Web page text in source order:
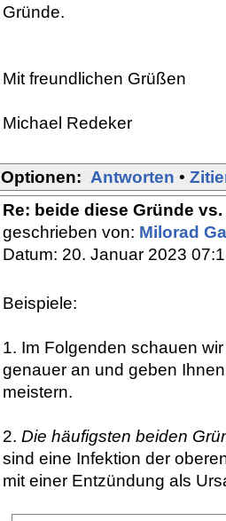
Gründe.
Mit freundlichen Grüßen
Michael Redeker
Optionen: Antworten •
Re: beide diese Gründe
geschrieben von: Milorad
Datum: 20. Januar 2023
Beispiele:
1. Im Folgenden schauen
genauer an und geben
meistern.
2. Die häufigsten beiden
sind eine Infektion der
mit einer Entzündung als